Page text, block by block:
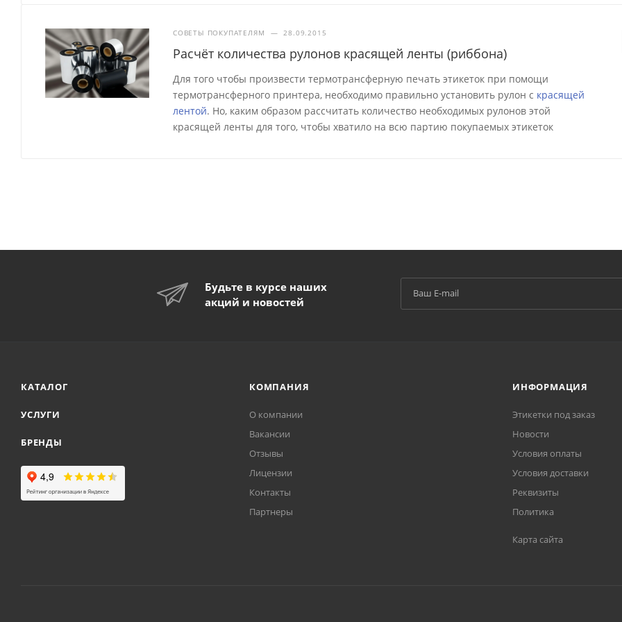
СОВЕТЫ ПОКУПАТЕЛЯМ — 28.09.2015
Расчёт количества рулонов красящей ленты (риббона)
Для того чтобы произвести термотрансферную печать этикеток при помощи
термотрансферного принтера, необходимо правильно установить рулон с красящей
лентой. Но, каким образом рассчитать количество необходимых рулонов этой
красящей ленты для того, чтобы хватило на всю партию покупаемых этикеток
Будьте в курсе наших
акций и новостей
КАТАЛОГ
УСЛУГИ
БРЕНДЫ
КОМПАНИЯ
О компании
Вакансии
Отзывы
Лицензии
Контакты
Партнеры
ИНФОРМАЦИЯ
Этикетки под заказ
Новости
Условия оплаты
Условия доставки
Реквизиты
Политика
Карта сайта